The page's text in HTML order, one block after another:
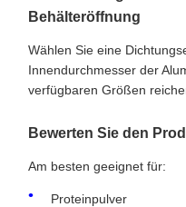
Behälteröffnung
Wählen Sie eine
Innendurchmesser der
verfügbaren Größen
Bewerten Sie den
Am besten geeignet für:
Proteinpulver